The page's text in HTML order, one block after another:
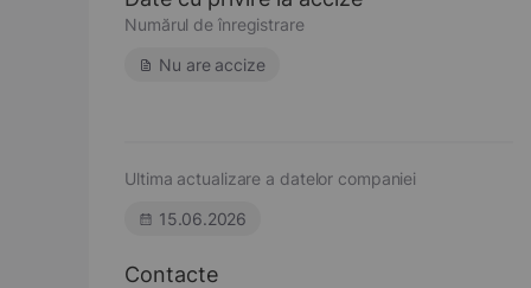
Numărul de înregistrare
Nu are accize
Ultima actualizare a datelor companiei
15.06.2026
Contacte